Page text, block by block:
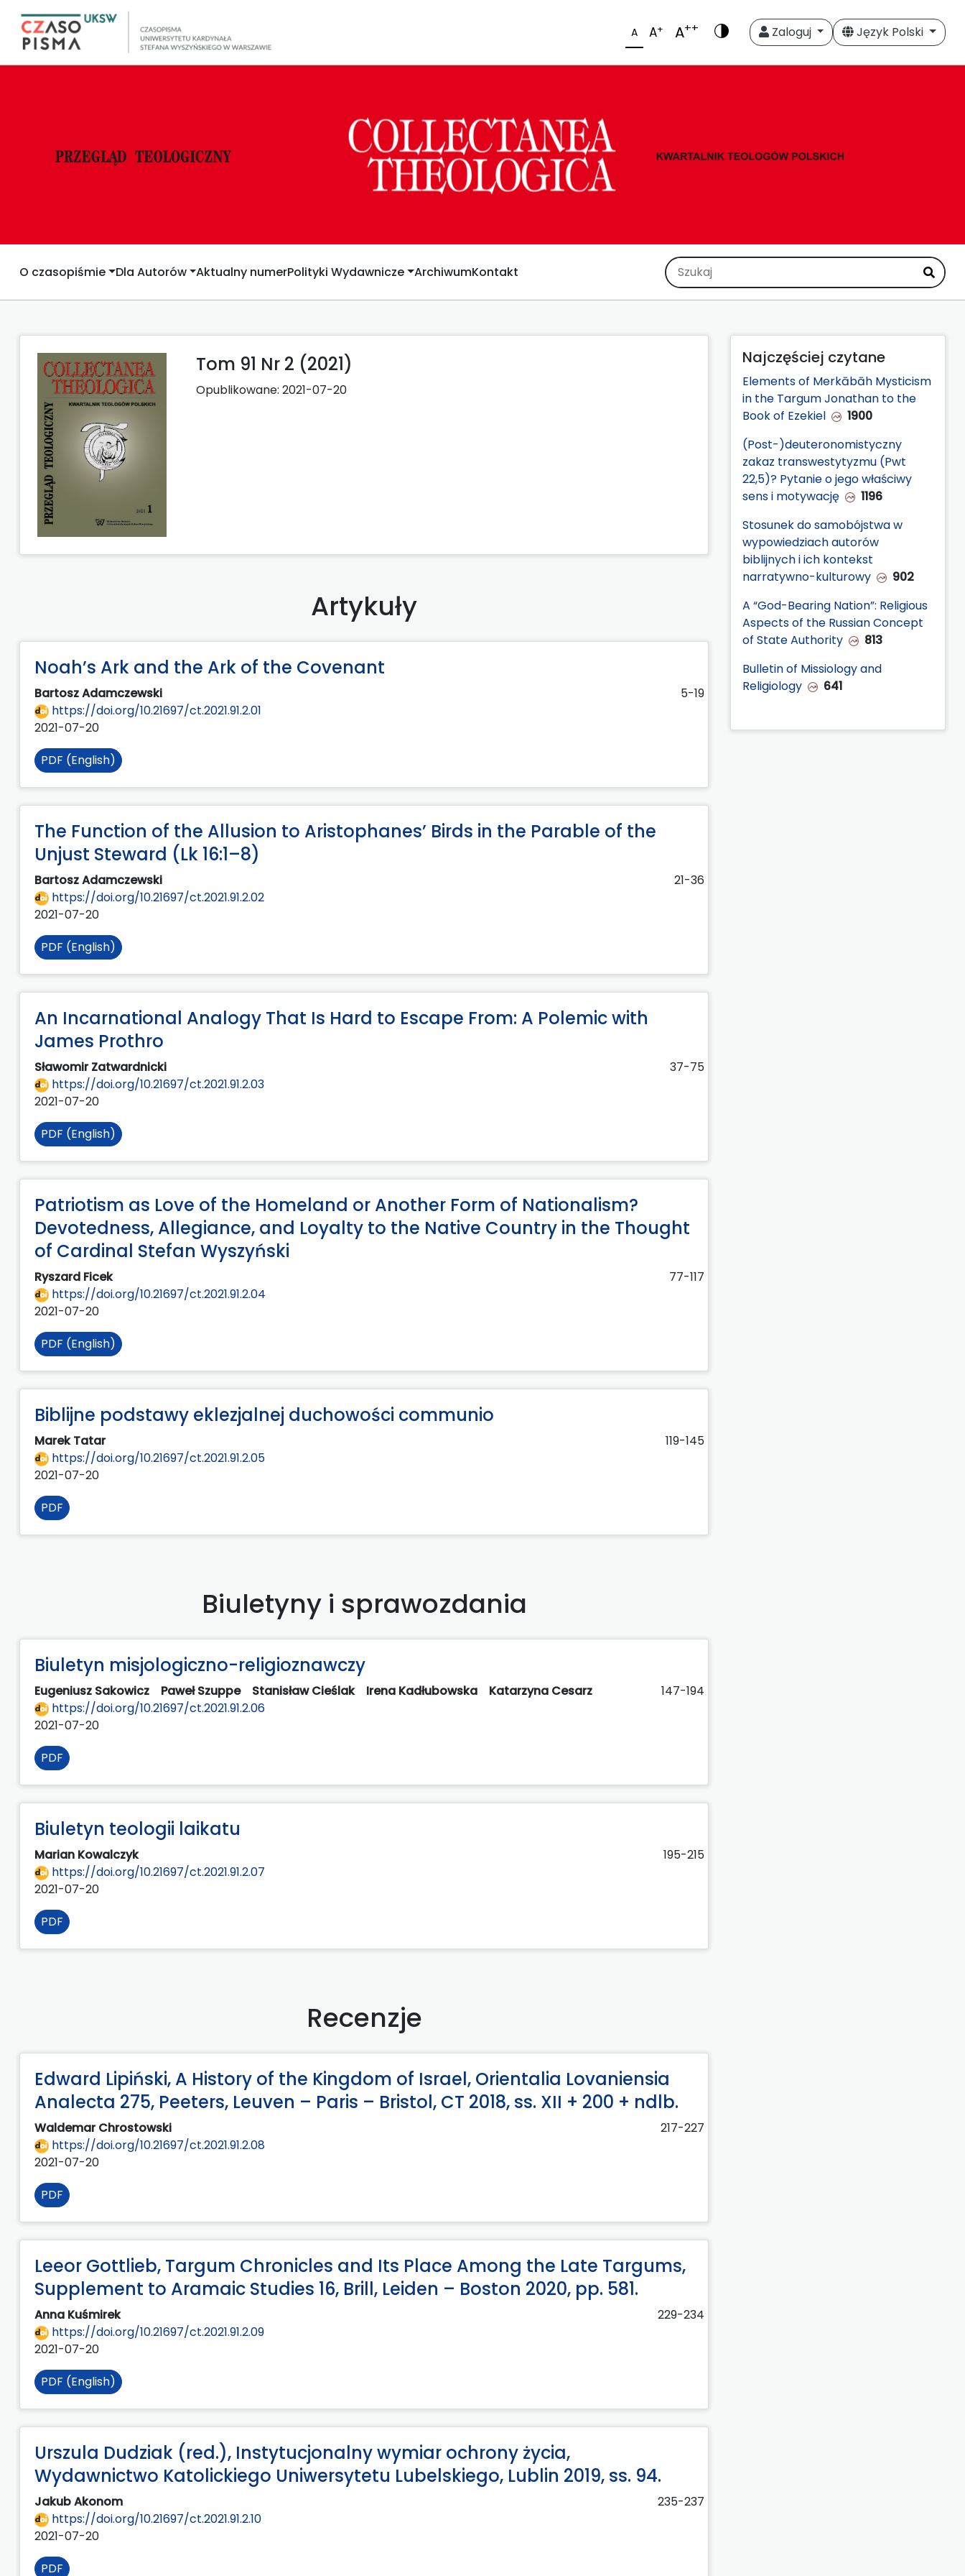
A A+ A++ Zaloguj Język Polski
O czasopiśmie Dla Autorów Aktualny numerPolityki Wydawnicze ArchiwumKontakt
Tom 91 Nr 2 (2021)
Opublikowane: 2021-07-20
Artykuły
Noah’s Ark and the Ark of the Covenant
Bartosz Adamczewski
5-19
https://doi.org/10.21697/ct.2021.91.2.01
2021-07-20
PDF (English)
The Function of the Allusion to Aristophanes’ Birds in the Parable of the
Unjust Steward (Lk 16:1–8)
Bartosz Adamczewski
21-36
https://doi.org/10.21697/ct.2021.91.2.02
2021-07-20
PDF (English)
An Incarnational Analogy That Is Hard to Escape From: A Polemic with
James Prothro
Sławomir Zatwardnicki
37-75
https://doi.org/10.21697/ct.2021.91.2.03
2021-07-20
PDF (English)
Patriotism as Love of the Homeland or Another Form of Nationalism?
Devotedness, Allegiance, and Loyalty to the Native Country in the Thought
of Cardinal Stefan Wyszyński
Ryszard Ficek
77-117
https://doi.org/10.21697/ct.2021.91.2.04
2021-07-20
PDF (English)
Biblijne podstawy eklezjalnej duchowości communio
Marek Tatar
119-145
https://doi.org/10.21697/ct.2021.91.2.05
2021-07-20
PDF
Biuletyny i sprawozdania
Biuletyn misjologiczno-religioznawczy
Eugeniusz Sakowicz Paweł Szuppe Stanisław Cieślak Irena Kadłubowska Katarzyna Cesarz
147-194
https://doi.org/10.21697/ct.2021.91.2.06
2021-07-20
PDF
Biuletyn teologii laikatu
Marian Kowalczyk
195-215
https://doi.org/10.21697/ct.2021.91.2.07
2021-07-20
PDF
Recenzje
Edward Lipiński, A History of the Kingdom of Israel, Orientalia Lovaniensia
Analecta 275, Peeters, Leuven – Paris – Bristol, CT 2018, ss. XII + 200 + ndlb.
Waldemar Chrostowski
217-227
https://doi.org/10.21697/ct.2021.91.2.08
2021-07-20
PDF
Leeor Gottlieb, Targum Chronicles and Its Place Among the Late Targums,
Supplement to Aramaic Studies 16, Brill, Leiden – Boston 2020, pp. 581.
Anna Kuśmirek
229-234
https://doi.org/10.21697/ct.2021.91.2.09
2021-07-20
PDF (English)
Urszula Dudziak (red.), Instytucjonalny wymiar ochrony życia,
Wydawnictwo Katolickiego Uniwersytetu Lubelskiego, Lublin 2019, ss. 94.
Jakub Akonom
235-237
https://doi.org/10.21697/ct.2021.91.2.10
2021-07-20
PDF
Najczęściej czytane
Elements of Merkābāh Mysticism
in the Targum Jonathan to the
Book of Ezekiel
1900
(Post-)deuteronomistyczny
zakaz transwestytyzmu (Pwt
22,5)? Pytanie o jego właściwy
sens i motywację
1196
Stosunek do samobójstwa w
wypowiedziach autorów
biblijnych i ich kontekst
narratywno-kulturowy
902
A “God-Bearing Nation”: Religious
Aspects of the Russian Concept
of State Authority
813
Bulletin of Missiology and
Religiology
641